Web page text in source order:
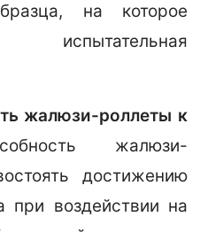
на которое
испытательная
жалюзи-роллеты к
жалюзи-
достижению
при воздействии на